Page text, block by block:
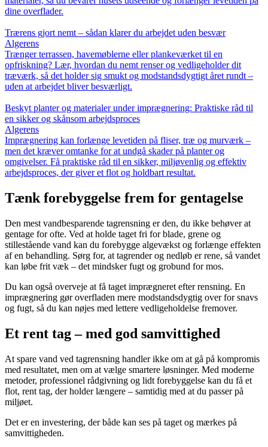
dine overflader.
Trærens gjort nemt – sådan klarer du arbejdet uden besvær
Algerens
Trænger terrassen, havemøblerne eller plankeværket til en
opfriskning? Lær, hvordan du nemt renser og vedligeholder dit
træværk, så det holder sig smukt og modstandsdygtigt året rundt –
uden at arbejdet bliver besværligt.
Beskyt planter og materialer under imprægnering: Praktiske råd til
en sikker og skånsom arbejdsproces
Algerens
Imprægnering kan forlænge levetiden på fliser, træ og murværk –
men det kræver omtanke for at undgå skader på planter og
omgivelser. Få praktiske råd til en sikker, miljøvenlig og effektiv
arbejdsproces, der giver et flot og holdbart resultat.
Tænk forebyggelse frem for gentagelse
Den mest vandbesparende tagrensning er den, du ikke behøver at
gentage for ofte. Ved at holde taget fri for blade, grene og
stillestående vand kan du forebygge algevækst og forlænge effekten
af en behandling. Sørg for, at tagrender og nedløb er rene, så vandet
kan løbe frit væk – det mindsker fugt og grobund for mos.
Du kan også overveje at få taget imprægneret efter rensning. En
imprægnering gør overfladen mere modstandsdygtig over for snavs
og fugt, så du kan nøjes med lettere vedligeholdelse fremover.
Et rent tag – med god samvittighed
At spare vand ved tagrensning handler ikke om at gå på kompromis
med resultatet, men om at vælge smartere løsninger. Med moderne
metoder, professionel rådgivning og lidt forebyggelse kan du få et
flot, rent tag, der holder længere – samtidig med at du passer på
miljøet.
Det er en investering, der både kan ses på taget og mærkes på
samvittigheden.